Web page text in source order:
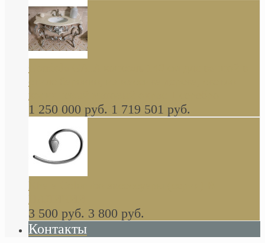
стиле барокко, из массива дерева, светло
коричневый матовый окрас + серебро
1 250 000 руб. 1 719 501 руб.
Khala Colombo аксессуары (серия) В
НАЛИЧИИ
3 500 руб. 3 800 руб.
Контакты